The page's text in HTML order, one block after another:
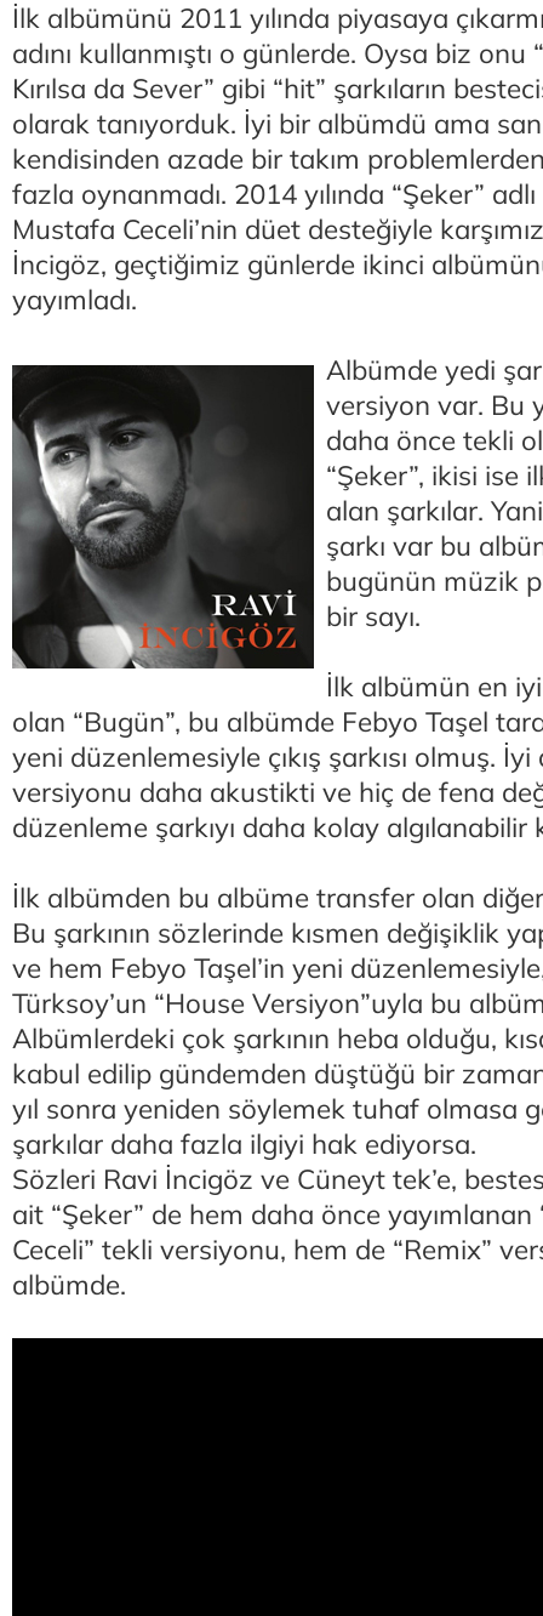
İlk albümünü 2011 yılında piyasaya
adını kullanmıştı o günlerde. Oysa biz onu
Kırılsa da Sever” gibi “hit” şarkıların
olarak tanıyorduk. İyi bir albümdü ama
kendisinden azade bir takım
fazla oynanmadı. 2014 yılında “Şeker” adlı
Mustafa Ceceli’nin düet desteğiyle
İncigöz, geçtiğimiz günlerde ikinci
yayımladı.
Albümde yedi
versiyon var. Bu
daha önce tekli
“Şeker”, ikisi ise
alan şarkılar.
şarkı var bu
bugünün müzik
bir sayı.
İlk albümün en
olan “Bugün”, bu albümde Febyo Taşel
yeni düzenlemesiyle çıkış şarkısı olmuş.
versiyonu daha akustikti ve hiç de fena
düzenleme şarkıyı daha kolay algılanabilir
İlk albümden bu albüme transfer olan diğer
Bu şarkının sözlerinde kısmen değişiklik
ve hem Febyo Taşel’in yeni
Türksoy’un “House Versiyon”uyla bu
Albümlerdeki çok şarkının heba olduğu,
kabul edilip gündemden düştüğü bir
yıl sonra yeniden söylemek tuhaf olmasa
şarkılar daha fazla ilgiyi hak ediyorsa.
Sözleri Ravi İncigöz ve Cüneyt tek’e,
ait “Şeker” de hem daha önce
Ceceli” tekli versiyonu, hem de “Remix”
albümde.